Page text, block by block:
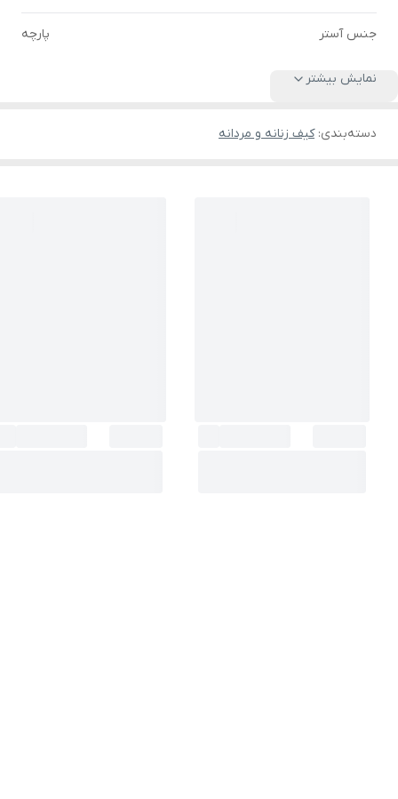
جنس آستر پارچه
نمایش بیشتر
دسته‌بندی:کیف زنانه و مردانه